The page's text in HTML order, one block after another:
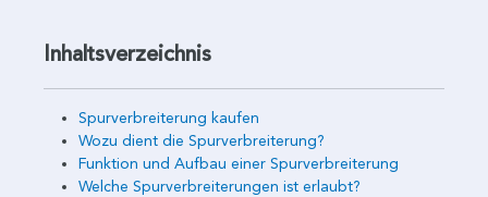
Inhaltsverzeichnis
Spurverbreiterung kaufen
Wozu dient die Spurverbreiterung?
Funktion und Aufbau einer Spurverbreiterung
Welche Spurverbreiterungen ist erlaubt?